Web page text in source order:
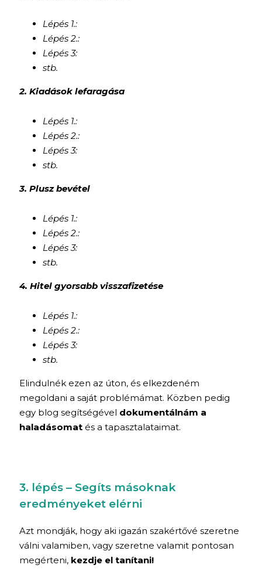
Lépés 1.:
Lépés 2.:
Lépés 3:
stb.
2. Kiadások lefaragása
Lépés 1.:
Lépés 2.:
Lépés 3:
stb.
3. Plusz bevétel
Lépés 1.:
Lépés 2.:
Lépés 3:
stb.
4. Hitel gyorsabb visszafizetése
Lépés 1.:
Lépés 2.:
Lépés 3:
stb.
Elindulnék ezen az úton, és elkezdeném
megoldani a saját problémámat. Közben pedig
egy blog segítségével dokumentálnám a
haladásomat és a tapasztalataimat.
3. lépés – Segíts másoknak
eredményeket elérni
Azt mondják, hogy aki igazán szakértővé szeretne
válni valamiben, vagy szeretne valamit pontosan
megérteni, kezdje el tanítani!